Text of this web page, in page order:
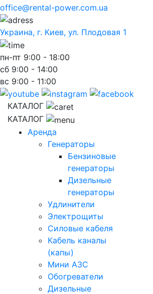
office@rental-power.com.ua
Украина, г. Киев, ул. Плодовая 1
пн-пт 9:00 - 18:00
сб 9:00 - 14:00
вс 9:00 - 11:00
КАТАЛОГ
КАТАЛОГ
Аренда
Генераторы
Бензиновые
генераторы
Дизельные
генераторы
Удлинители
Электрощиты
Силовые кабеля
Кабель каналы
(капы)
Мини АЗС
Обогреватели
Дизельные